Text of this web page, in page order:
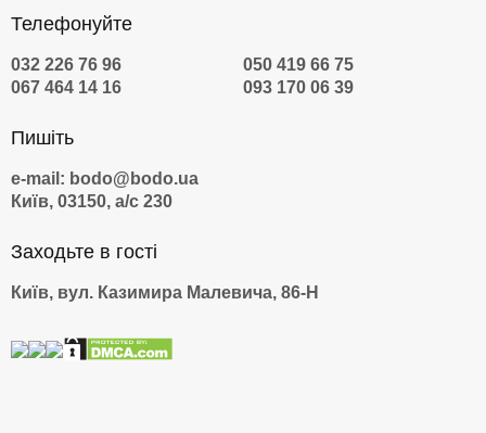
Телефонуйте
032 226 76 96
050 419 66 75
067 464 14 16
093 170 06 39
Пишіть
e-mail: bodo@bodo.ua
Київ, 03150, а/с 230
Заходьте в гості
Київ, вул. Казимира Малевича, 86-Н